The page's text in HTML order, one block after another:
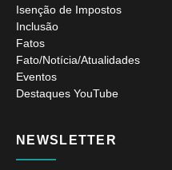
Isenção de Impostos
Inclusão
Fatos
Fato/Notícia/Atualidades
Eventos
Destaques YouTube
NEWSLETTER